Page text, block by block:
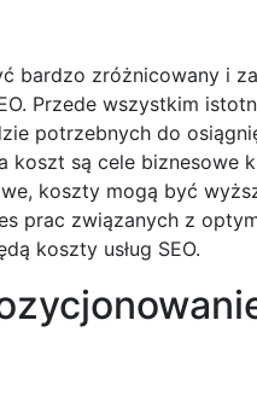
bardzo zróżnicowany i
Przede wszystkim
potrzebnych do
koszt są cele biznesowe
koszty mogą być
prac związanych z
koszty usług SEO.